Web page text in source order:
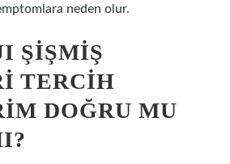
neden olur.
ŞIŞMIŞ
TERCIH
DOĞRU MU